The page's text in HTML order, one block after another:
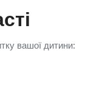
вашої дитини: